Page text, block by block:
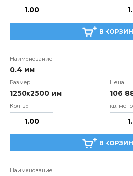
В
0.4 мм
1250х2500 мм 106
В